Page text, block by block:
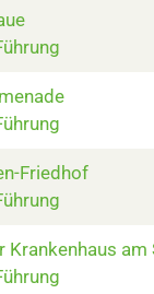
Friedhof
Krankenhaus am